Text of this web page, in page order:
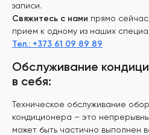
записи.
Свяжитесь с нами прямо
прием к одному из наших
Тел.: +373 61 09 89 89
Обслуживание
в себя:
Техническое обслуживание
кондиционера – это
может быть частично выполнен